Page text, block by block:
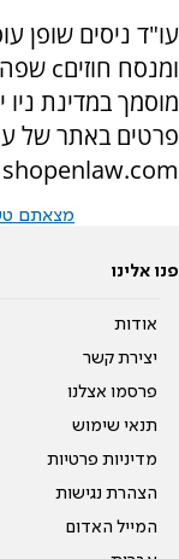
עו"ד ניסים שופן
ומנסח חוזיםc שפה
מוסמך במדינת ניו
פרטים באתר של
shopenlaw.com
מצאתם
פנו אלינו
אודות
יצירת קשר
פרסמו אצלנו
תנאי שימוש
מדיניות פרטיות
הצהרת נגישות
המייל האדום